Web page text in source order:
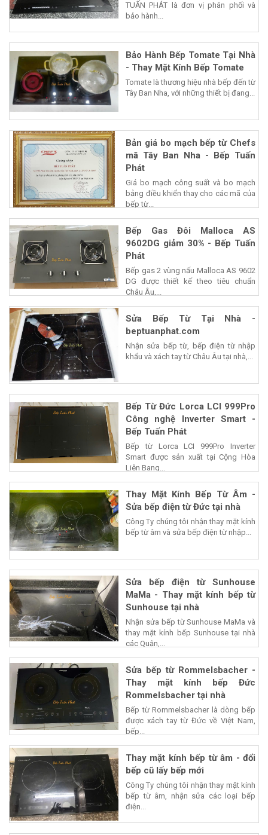
TUẤN PHÁT là đơn vị phân phối và
bảo hành...
Bảo Hành Bếp Tomate Tại Nhà
- Thay Mặt Kính Bếp Tomate
Tomate là thương hiệu nhà bếp đến từ
Tây Ban Nha, với những thiết bị đang...
Bản giá bo mạch bếp từ Chefs
mã Tây Ban Nha - Bếp Tuấn
Phát
Giá bo mạch công suất và bo mạch
bảng điều khiển thay cho các mã của
bếp từ...
Bếp Gas Đôi Malloca AS
9602DG giảm 30% - Bếp Tuấn
Phát
Bếp gas 2 vùng nấu Malloca AS 9602
DG được thiết kế theo tiêu chuẩn
Châu Âu,...
Sửa Bếp Từ Tại Nhà -
beptuanphat.com
Nhận sửa bếp từ, bếp điện từ nhập
khẩu và xách tay từ Châu Âu tại nhà,...
Bếp Từ Đức Lorca LCI 999Pro
Công nghệ Inverter Smart -
Bếp Tuấn Phát
Bếp từ Lorca LCI 999Pro Inverter
Smart được sản xuất tại Cộng Hòa
Liên Bang...
Thay Mặt Kính Bếp Từ Âm -
Sửa bếp điện từ Đức tại nhà
Công Ty chúng tôi nhận thay mặt kính
bếp từ âm và sửa bếp điện từ nhập...
Sửa bếp điện từ Sunhouse
MaMa - Thay mặt kính bếp từ
Sunhouse tại nhà
Nhận sửa bếp từ Sunhouse MaMa và
thay mặt kính bếp Sunhouse tại nhà
các Quận,...
Sửa bếp từ Rommelsbacher -
Thay mặt kính bếp Đức
Rommelsbacher tại nhà
Bếp từ Rommelsbacher là dòng bếp
được xách tay từ Đức về Việt Nam,
bếp...
Thay mặt kính bếp từ âm - đổi
bếp cũ lấy bếp mới
Công Ty chúng tôi nhận thay mặt kính
bếp từ âm, nhận sửa các loại bếp
điện...